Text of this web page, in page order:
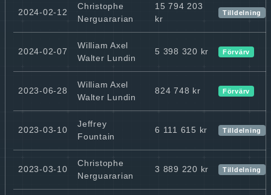
2024-02-12
Christophe
Nerguararian
15 794 203
kr
Tilldelning
2024-02-07
William Axel
Walter Lundin
5 398 320 kr Förvärv
2023-06-28
William Axel
Walter Lundin
824 748 kr Förvärv
2023-03-10
Jeffrey
Fountain
6 111 615 kr Tilldelning
2023-03-10
Christophe
Nerguararian
3 889 220 kr Tilldelning